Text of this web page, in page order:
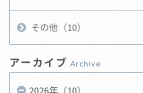
その他（10）
アーカイブ Archive
2026年（10）